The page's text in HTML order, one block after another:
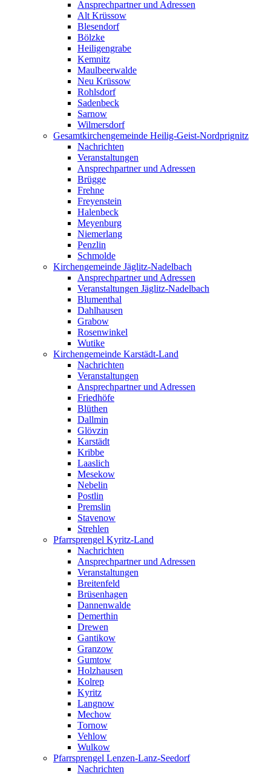
Ansprechpartner und Adressen
Alt Krüssow
Blesendorf
Bölzke
Heiligengrabe
Kemnitz
Maulbeerwalde
Neu Krüssow
Rohlsdorf
Sadenbeck
Sarnow
Wilmersdorf
Gesamtkirchengemeinde Heilig-Geist-Nordprignitz
Nachrichten
Veranstaltungen
Ansprechpartner und Adressen
Brügge
Frehne
Freyenstein
Halenbeck
Meyenburg
Niemerlang
Penzlin
Schmolde
Kirchengemeinde Jäglitz-Nadelbach
Ansprechpartner und Adressen
Veranstaltungen Jäglitz-Nadelbach
Blumenthal
Dahlhausen
Grabow
Rosenwinkel
Wutike
Kirchengemeinde Karstädt-Land
Nachrichten
Veranstaltungen
Ansprechpartner und Adressen
Friedhöfe
Blüthen
Dallmin
Glövzin
Karstädt
Kribbe
Laaslich
Mesekow
Nebelin
Postlin
Premslin
Stavenow
Strehlen
Pfarrsprengel Kyritz-Land
Nachrichten
Ansprechpartner und Adressen
Veranstaltungen
Breitenfeld
Brüsenhagen
Dannenwalde
Demerthin
Drewen
Gantikow
Granzow
Gumtow
Holzhausen
Kolrep
Kyritz
Langnow
Mechow
Tornow
Vehlow
Wulkow
Pfarrsprengel Lenzen-Lanz-Seedorf
Nachrichten